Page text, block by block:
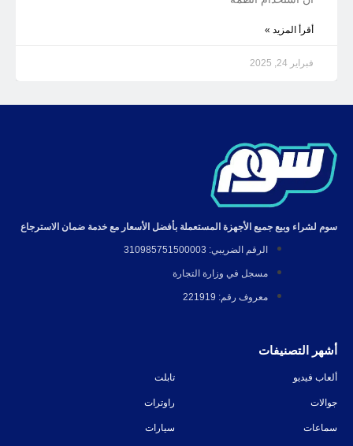
أقرأ المزيد »
فبراير 24, 2025
سوم لشراء وبيع جميع الأجهزة المستعملة بأفضل الأسعار مع خدمة ضمان الاسترجاع
الرقم الضريبي: 310985751500003
مسجل في وزارة التجارة
معروف رقم: 221919
أشهر التصنيفات
ألعاب فيديو تابلت
جوالات راوترات
سماعات سيارات